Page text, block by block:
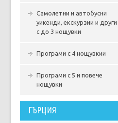
Самолетни и автобусни
уикенди, екскурзии и други
с до 3 нощувки
Програми с 4 нощувкии
Програми с 5 и повече
нощувки
ГЪРЦИЯ